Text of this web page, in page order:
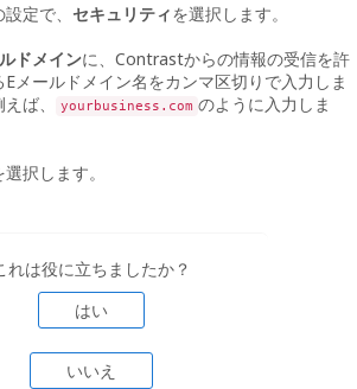
定で、 セキュリティを選択します。
ドメインに、Contrastからの情報の受信を許
Eメールドメイン名をカンマ区切りで入力しま
ば、
yourbusiness.com のように入力しま
選択します。
れは役に立ちましたか？
はい
いいえ